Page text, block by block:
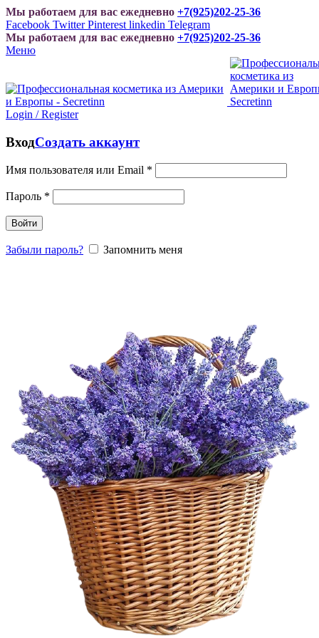
Мы работаем для вас ежедневно +7(925)202-25-36
Facebook Twitter Pinterest linkedin Telegram
Мы работаем для вас ежедневно +7(925)202-25-36
Меню
Login / Register
ВходСоздать аккаунт
Имя пользователя или Email *
Пароль *
Войти
Забыли пароль? Запомнить меня